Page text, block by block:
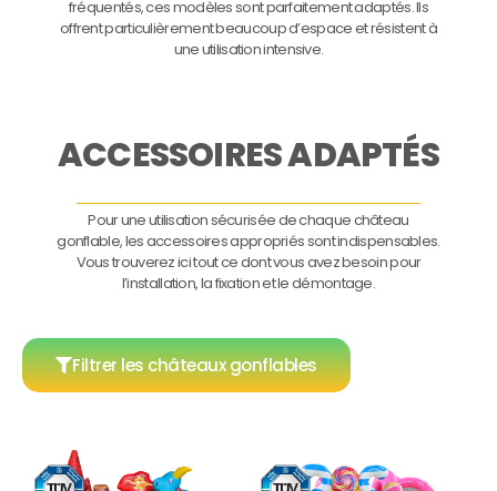
fréquentés, ces modèles sont parfaitement adaptés. Ils
offrent particulièrement beaucoup d’espace et résistent à
une utilisation intensive.
ACCESSOIRES ADAPTÉS
Pour une utilisation sécurisée de chaque château
gonflable, les accessoires appropriés sont indispensables.
Vous trouverez ici tout ce dont vous avez besoin pour
l’installation, la fixation et le démontage.
Filtrer les châteaux gonflables